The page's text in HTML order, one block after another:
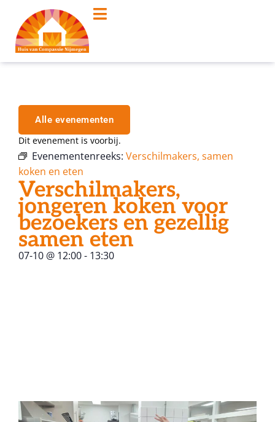
Alle evenementen
Dit evenement is voorbij.
Evenementenreeks: Verschilmakers, samen
koken en eten
Verschilmakers,
jongeren koken voor
bezoekers en gezellig
samen eten
07-10 @ 12:00- 13:30